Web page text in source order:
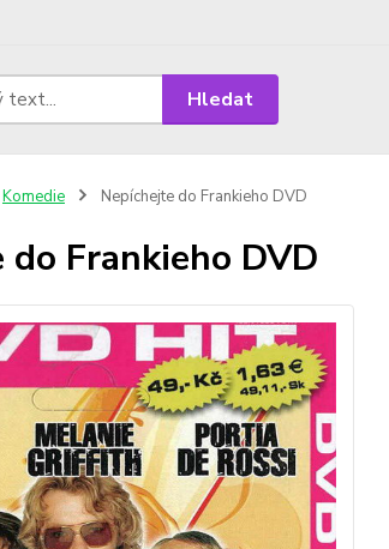
Hledat
Komedie Nepíchejte do Frankieho DVD
Frankieho DVD